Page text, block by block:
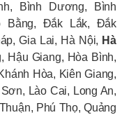
Bình Dương, Bình
Bằng, Đắk Lắk, Đắk
Gia Lai, Hà Nội, Hà
Hậu Giang, Hòa Bình,
Hòa, Kiên Giang,
Lào Cai, Long An,
Phú Thọ, Quảng